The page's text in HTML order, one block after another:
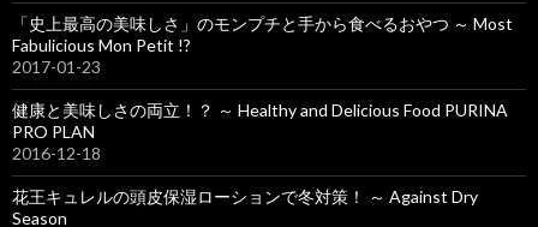
「史上最高の美味しさ」のモンプチと手から食べるおやつ ～ Most
Fabulicious Mon Petit !?
2017-01-23
健康と美味しさの両立！？ ～ Healthy and Delicious Food PURINA
PRO PLAN
2016-12-18
花王キュレルの頭皮保湿ローションで冬対策！ ～ Against Dry
Season